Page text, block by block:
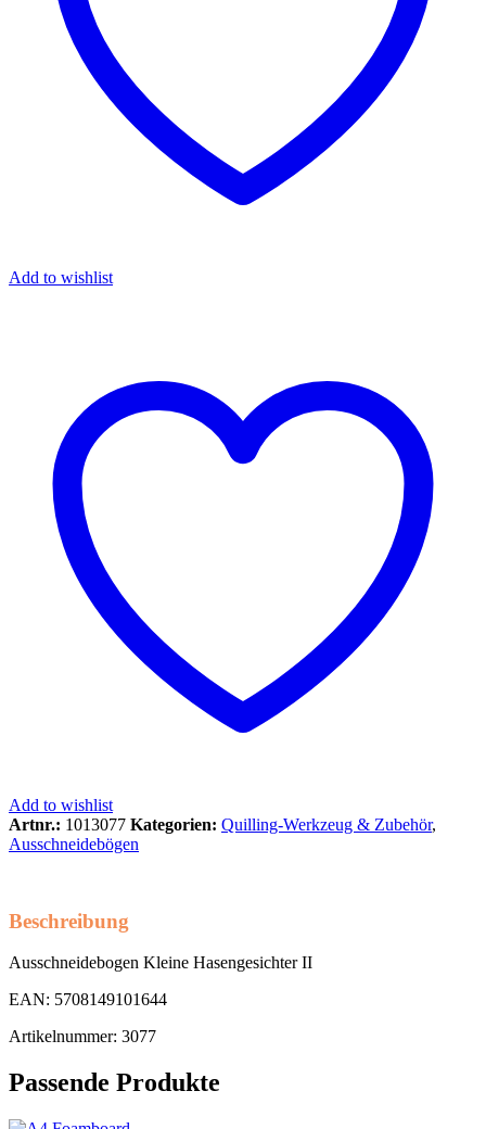
Add to wishlist
Add to wishlist
Artnr.: 1013077 Kategorien: Quilling-Werkzeug & Zubehör,
Ausschneidebögen
Beschreibung
Ausschneidebogen Kleine Hasengesichter II
EAN: 5708149101644
Artikelnummer: 3077
Passende Produkte